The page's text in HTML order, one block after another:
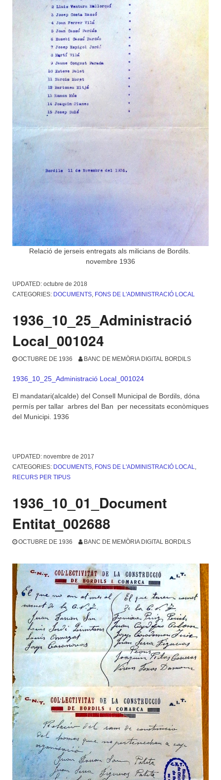
Relació de jerseis entregats als milicians de Bordils.
novembre 1936
UPDATED: octubre de 2018
CATEGORIES: DOCUMENTS FONS DE L'ADMINISTRACIÓ LOCAL
1936_10_25_Administració
Local_001024
OCTUBRE DE 1936 BANC DE MEMÒRIA DIGITAL BORDILS
1936_10_25_Administració Local_001024
El mandatari(alcalde) del Consell Municipal de Bordils, dóna
permís per tallar arbres del Ban per necessitats econòmiques
del Municipi. 1936
UPDATED: novembre de 2017
CATEGORIES: DOCUMENTS, FONS DE L'ADMINISTRACIÓ LOCAL,
RECURS PER TIPUS
1936_10_01_Document
Entitat_002688
OCTUBRE DE 1936 BANC DE MEMÒRIA DIGITAL BORDILS